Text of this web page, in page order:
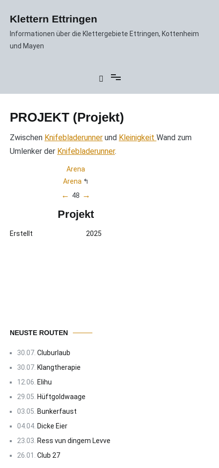
Inhalt
springen
Klettern Ettringen
Informationen über die Klettergebiete Ettringen, Kottenheim
und Mayen
PROJEKT (Projekt)
Zwischen Knifebladerunner und Kleinigkeit Wand zum
Umlenker der Knifebladerunner.
Arena
Arena
← 48 →
Projekt
Erstellt 2025
NEUSTE ROUTEN
30.07. Cluburlaub
30.07. Klangtherapie
12.06. Elihu
29.05. Hüftgoldwaage
03.05. Bunkerfaust
04.04. Dicke Eier
23.03. Ress vun dingem Levve
26.01. Club 27